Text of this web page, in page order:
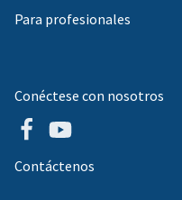
Para profesionales
Conéctese con nosotros
Contáctenos